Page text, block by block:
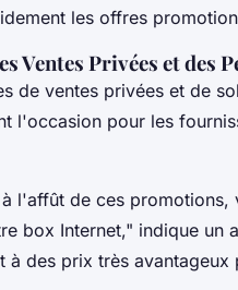
les offres
Ventes Privées et des
de ventes privées et de
l'occasion pour les
l'affût de ces
box Internet," indique un
à des prix très avantageux